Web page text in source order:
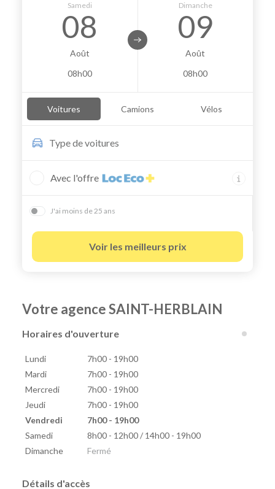
Samedi
08
Août
08h00
Dimanche
09
Août
08h00
Voitures Camions Vélos
Type devoitures
Avec l'offre
J'ai moins de 25 ans
Voir les meilleurs prix
Votre agence SAINT-HERBLAIN
Horaires d'ouverture
Lundi
7h00 - 19h00
Mardi
7h00 - 19h00
Mercredi
7h00 - 19h00
Jeudi
7h00 - 19h00
Vendredi
7h00 - 19h00
Samedi
8h00 - 12h00 / 14h00 - 19h00
Dimanche
Fermé
Détails d'accès